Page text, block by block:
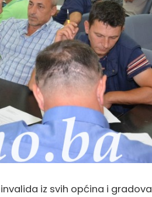
iz svih općina i gradova